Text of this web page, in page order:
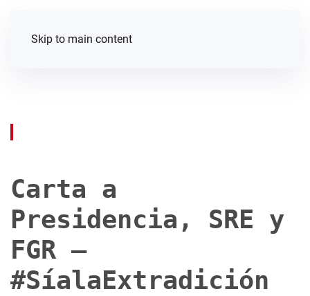
Skip to main content
Carta a
Presidencia, SRE y
FGR —
#SíalaExtradición